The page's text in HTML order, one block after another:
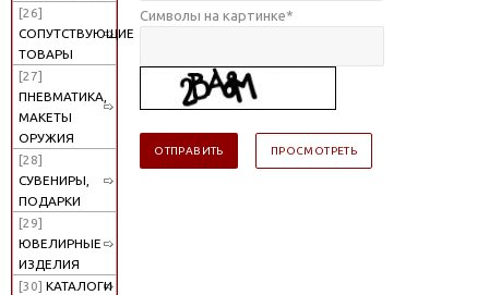
[26]
СОПУТСТВУЮЩИЕ
ТОВАРЫ
[27]
ПНЕВМАТИКА,
МАКЕТЫ
ОРУЖИЯ
[28]
СУВЕНИРЫ,
ПОДАРКИ
[29]
ЮВЕЛИРНЫЕ
ИЗДЕЛИЯ
[30] КАТАЛОГИ
Символы на картинке*